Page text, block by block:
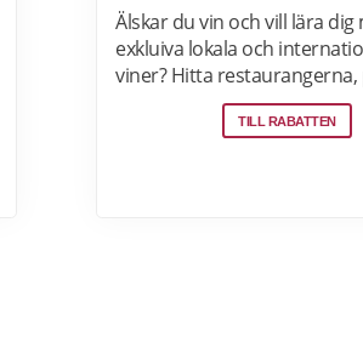
Älskar du vin och vill lära
exkluiva lokala och
viner? Hitta
barerna och vingårdarna
öppna och privataTILL RABATTEN